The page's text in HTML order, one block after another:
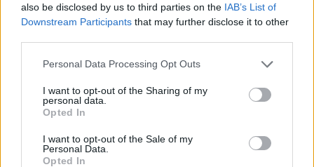
also be disclosed by us to third parties on the IAB’s List of
Downstream Participants that may further disclose it to other
Personal Data Processing Opt Outs
I want to opt-out of the Sharing of my
personal data.
Opted In
I want to opt-out of the Sale of my
Personal Data.
Opted In
Enterprise Greece: Με 60
GULFOOD 2024